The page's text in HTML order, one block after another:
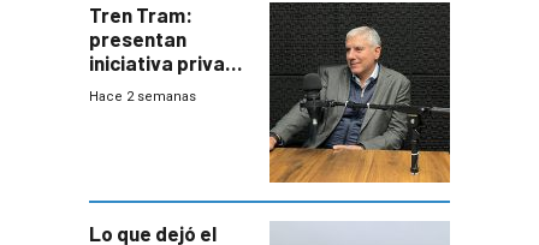
Tren Tram:
presentan
iniciativa privada
para una red de
Hace 2 semanas
Lo que dejó el